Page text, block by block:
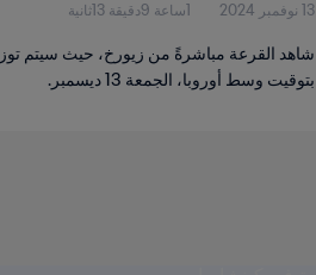
13 نوفمبر 2024 1ساعة 9دقيقة 13ثانية
بتوقيت وسط أوروبا، الجمعة 13 ديسمبر.